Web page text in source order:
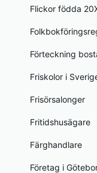
Flickor födda
Förteckning
Friskolor i
Frisörsalonger
Fritidshusägare
Färghandlare
Företag i